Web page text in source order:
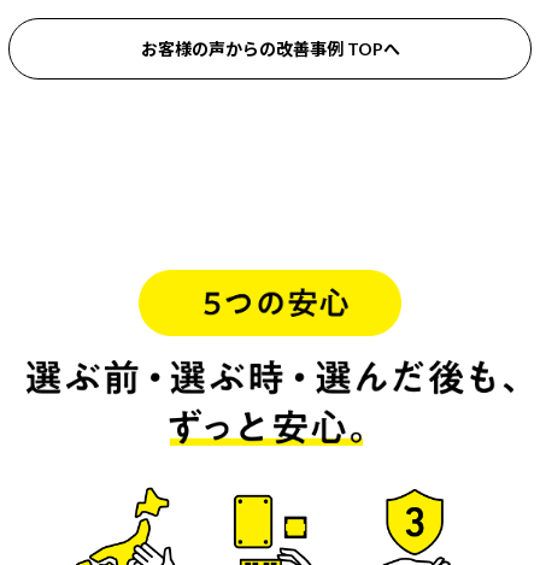
お客様の声からの改善事例 TOPへ